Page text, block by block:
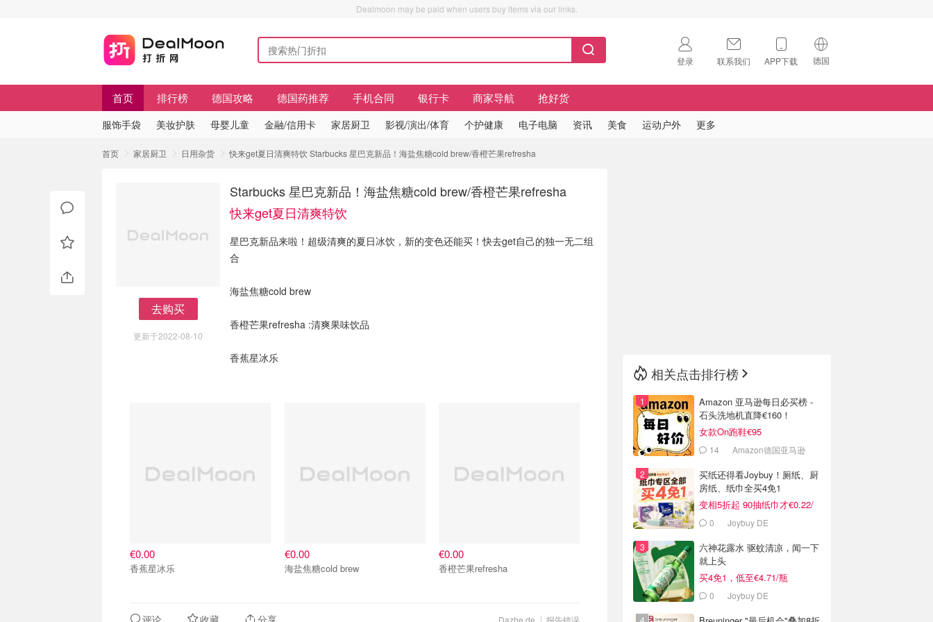
Dealmoon may be paid when users buy items via our links.
登录 联系我们 APP下载 德国
🇺🇸
首页 排行榜 德国攻略 德国药推荐 手机合同 银行卡 商家导航 抢好货
服饰手袋 美妆护肤 母婴儿童 金融/信用卡 家居厨卫 影视/演出/体育 个护健康 电子电脑 资讯 美食 运动户外 更多
首页 家居厨卫 日用杂货 快来get夏日清爽特饮 Starbucks 星巴克新品！海盐焦糖cold brew/香橙芒果refresha
去购买
更新于2022-08-10
Starbucks 星巴克新品！海盐焦糖cold brew/香橙芒果refresha
快来get夏日清爽特饮
星巴克新品来啦！超级清爽的夏日冰饮，新的变色还能买！快去get自己的独一无二组
合
海盐焦糖cold brew
香橙芒果refresha :清爽果味饮品
香蕉星冰乐
€0.00
香蕉星冰乐
€0.00
海盐焦糖cold brew
€0.00
香橙芒果refresha
报告错误
Dazhe.de
评论 收藏 分享
相关点击排行榜
Amazon 亚马逊每日必买榜 -
石头洗地机直降€160！
女款On跑鞋€95
14 Amazon德国亚马逊
买纸还得看Joybuy！厕纸、厨
房纸、纸巾全买4免1
变相5折起 90抽纸巾才€0.22/
包 0 Joybuy DE
六神花露水 驱蚊清凉，闻一下
就上头
买4免1，低至€4.71/瓶
0 Joybuy DE